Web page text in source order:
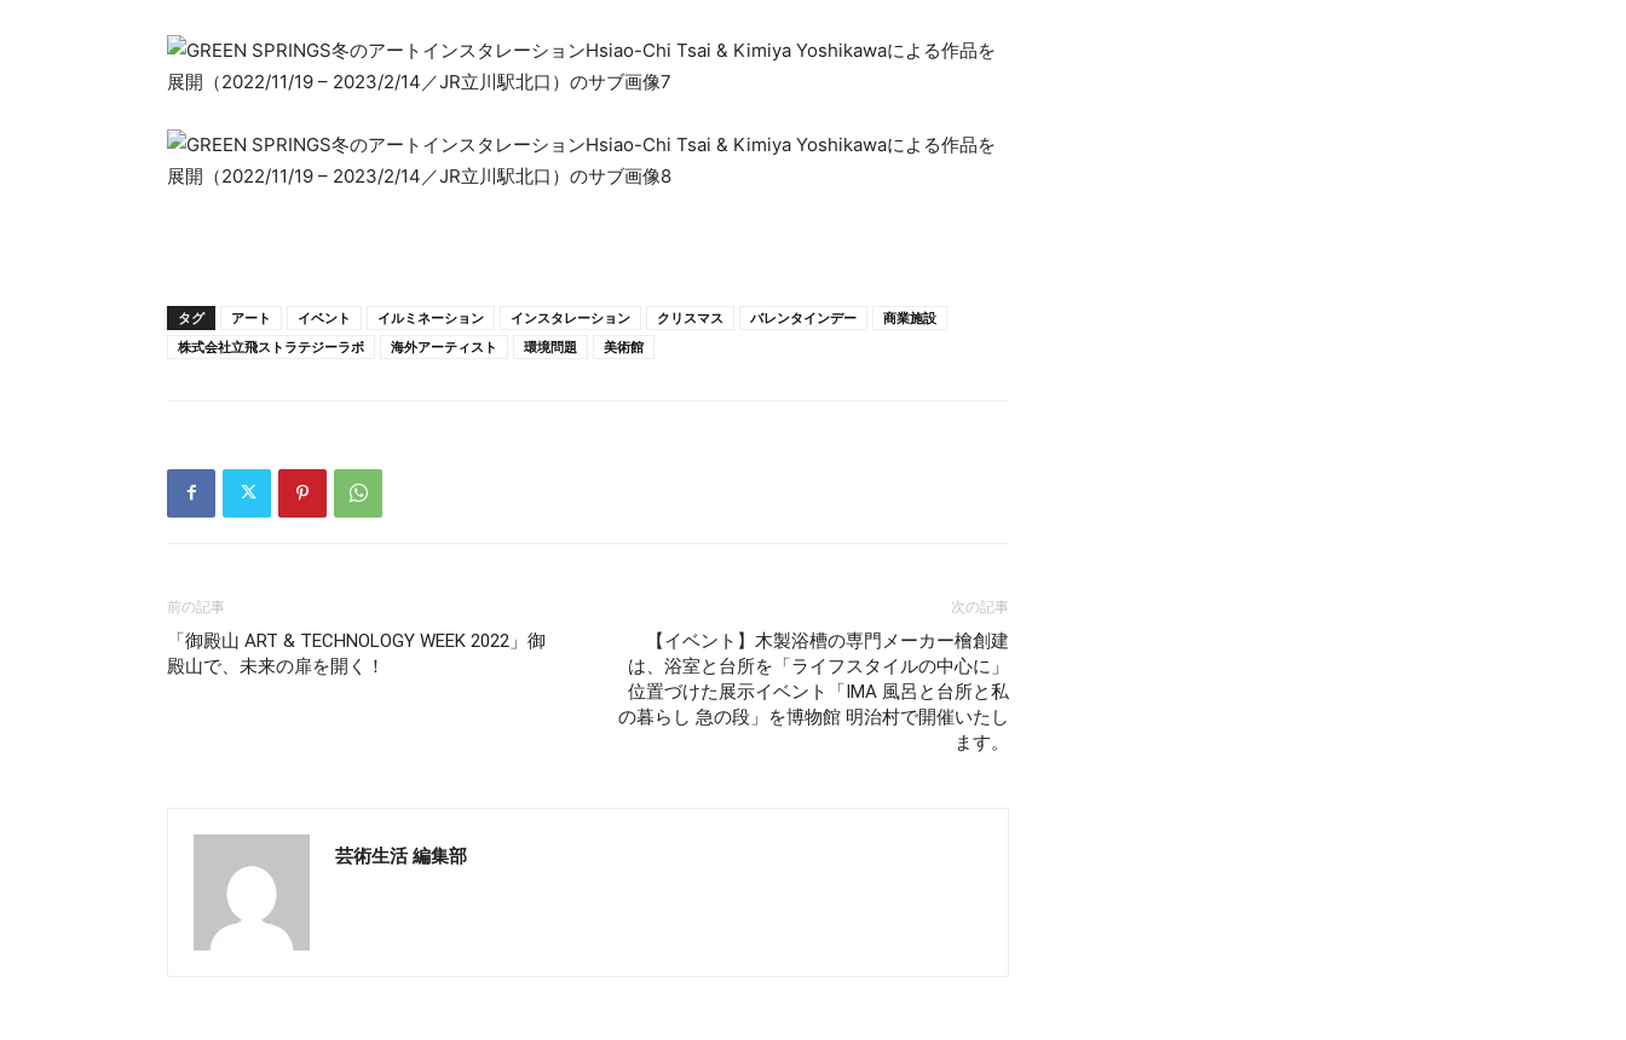
タグ アート イベント イルミネーション インスタレーション クリスマス バレンタインデー
商業施設
株式会社立飛ストラテジーラボ
海外アーティスト 環境問題 美術館
前の記事
「御殿山 ART & TECHNOLOGY WEEK 2022」御
殿山で、未来の扉を開く！
次の記事
【イベント】木製浴槽の専門メーカー檜創建
は、浴室と台所を「ライフスタイルの中心に」
位置づけた展示イベント「IMA 風呂と台所と私
の暮らし 急の段」を博物館 明治村で開催いたし
ます。
芸術生活 編集部